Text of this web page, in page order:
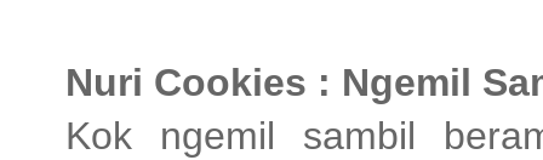
Nuri Cookies : Ngemil
Kok ngemil sambil